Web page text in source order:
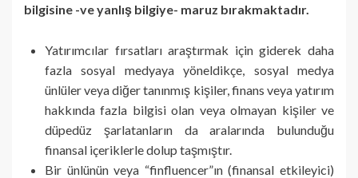
bilgisine -ve yanlış bilgiye- maruz bırakmaktadır.
Yatırımcılar fırsatları araştırmak için giderek daha
fazla sosyal medyaya yöneldikçe, sosyal medya
ünlüler veya diğer tanınmış kişiler, finans veya yatırım
hakkında fazla bilgisi olan veya olmayan kişiler ve
düpedüz şarlatanların da aralarında bulunduğu
finansal içeriklerle dolup taşmıştır.
Bir ünlünün veya “finfluencer”ın (finansal etkileyici)